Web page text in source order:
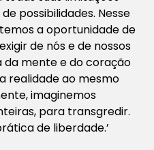
possibilidades. Nesse
a oportunidade de
de nós e de nossos
mente e do coração
realidade ao mesmo
imaginemos
para transgredir.
de liberdade.’